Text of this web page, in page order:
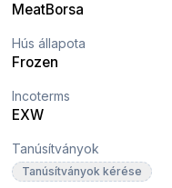
MeatBorsa
Hús állapota
Frozen
Incoterms
EXW
Tanúsítványok
Tanúsítványok kérése